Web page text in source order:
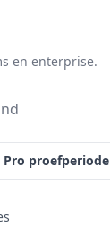
en enterprise.
Pro proefperiode